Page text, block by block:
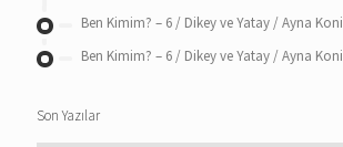
Ben Kimim? – 6 / Dikey ve Yatay / Ayna Koni
Ben Kimim? – 6 / Dikey ve Yatay / Ayna Koni
Son Yazılar